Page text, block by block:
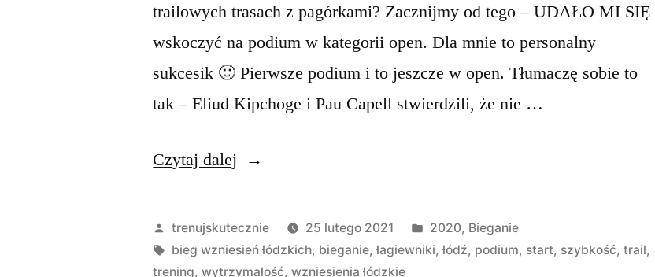
trailowych trasach z pagórkami? Zacznijmy od tego – UDAŁO MI SIĘ
wskoczyć na podium w kategorii open. Dla mnie to personalny
sukcesik 🙂 Pierwsze podium i to jeszcze w open. Tłumaczę sobie to
tak – Eliud Kipchoge i Pau Capell stwierdzili, że nie …
Czytaj dalej „Bieganie
krótkich
trasach
Opublikowane
przez
trenujskutecznie 25 lutego 2021
Opublikowano
w
2020, Bieganie
Tagi:
bieg wzniesień łódzkich, bieganie,łagiewniki,łódź, podium, start, szybkość,trail,
trening,wytrzymałość,wzniesienia łódzkie